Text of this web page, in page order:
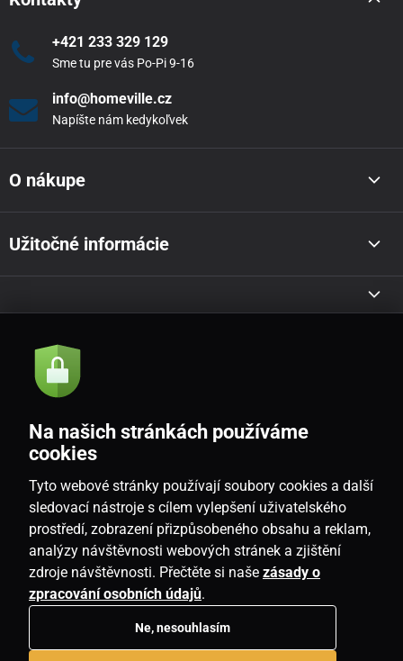
+421 233 329 129
Sme tu pre vás Po-Pi 9-16
info@homeville.cz
Napíšte nám kedykoľvek
O nákupe
Užitočné informácie
Akcie a novinky e-mailom
Souhlasím sezásadami zpracování osobních údajů
SK
Na našich stránkách používáme
cookies
Tyto webové stránky používají soubory cookies a další
sledovací nástroje s cílem vylepšení uživatelského
prostředí, zobrazení přizpůsobeného obsahu a reklam,
analýzy návštěvnosti webových stránek a zjištění
zdroje návštěvnosti. Přečtěte si naše zásady o
zpracování osobních údajů.
Ne, nesouhlasím